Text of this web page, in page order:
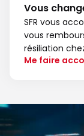
Vous
SFR vous
vous
résiliation
Me faire